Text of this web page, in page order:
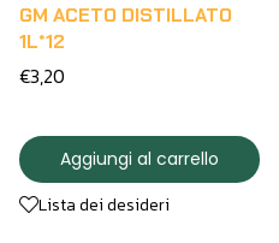
GM ACETO DISTILLATO
1L*12
€3,20
Aggiungi al carrello
Lista dei desideri